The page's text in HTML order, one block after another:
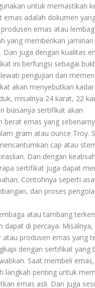
untuk memastikan
emas adalah dokumen
emas atau
yang memberikan jaminan
Dan juga dengan kualitas
ini berfungsi sebagai
pengujian dan
akan menyebutkan
misalnya 24 karat, 22
biasanya sertifikat akan
berat emas yang
gram atau ounce Troy.
cap atau
Dan dengan
sertifikat juga dapat
Contohnya seperti
dan proses
atau tambang
dapat di percaya.
atau produsen emas yang
dengan sertifikat yang
Saat membeli
langkah penting untuk
emas asli. Dan juga